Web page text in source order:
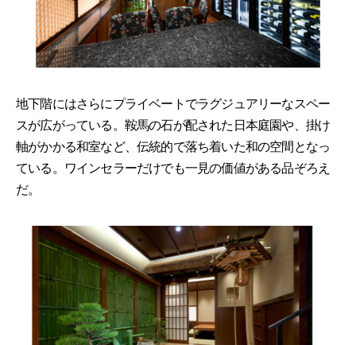
地下階にはさらにプライベートでラグジュアリーなスペー
スが広がっている。鞍馬の石が配された日本庭園や、掛け
軸がかかる和室など、伝統的で落ち着いた和の空間となっ
ている。ワインセラーだけでも一見の価値がある品ぞろえ
だ。